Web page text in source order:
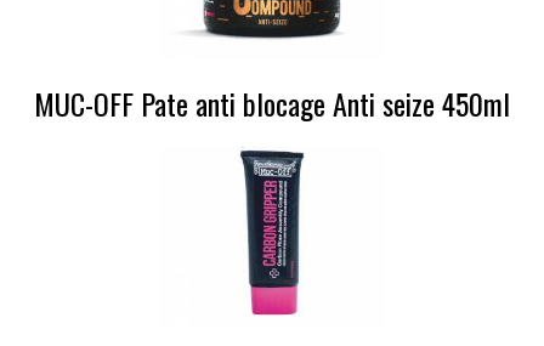
MUC-OFF Pate anti blocage Anti seize 450ml